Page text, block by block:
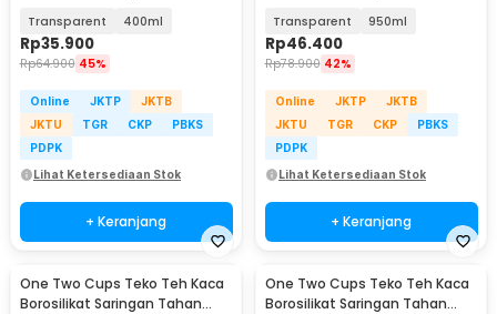
Transparent 400ml
Rp35.900
Rp64.900 45%
Online JKTP
JKTB
JKTU
TGR CKP
PBKS
PDPK
Lihat Ketersediaan Stok
+ Keranjang
Transparent 950ml
Rp46.400
Rp78.900 42%
Online JKTP
JKTB
JKTU
TGR CKP
PBKS
PDPK
Lihat Ketersediaan Stok
+ Keranjang
One Two Cups Teko Teh Kaca
Borosilikat Saringan Tahan
One Two Cups Teko Teh Kaca
Borosilikat Saringan Tahan